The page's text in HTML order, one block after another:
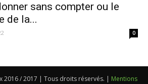
sans compter ou le
de la...
0
2016 / 2017 | Tous droits réservés. | Mentions